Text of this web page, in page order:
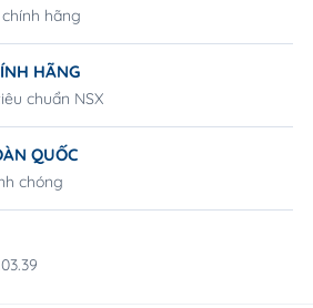
hãng
HÃNG
chuẩn NSX
QUỐC
chóng